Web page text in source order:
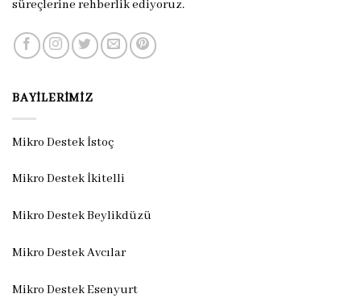
süreçlerine rehberlik ediyoruz.
BAYILERIMIZ
Mikro Destek İstoç
Mikro Destek İkitelli
Mikro Destek Beylikdüzü
Mikro Destek Avcılar
Mikro Destek Esenyurt